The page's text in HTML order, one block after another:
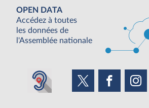
OPEN DATA
Accédez à toutes
les données de
l'Assemblée nationale